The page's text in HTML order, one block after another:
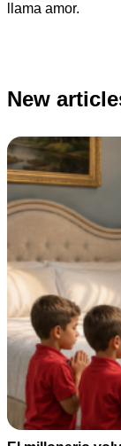
llama amor.
New